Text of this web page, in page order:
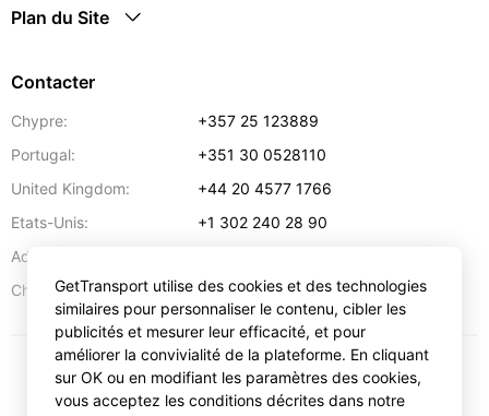
Plan du Site
Contacter
Chypre:
+357 25 123889
Portugal:
+351 30 0528110
United Kingdom:
+44 20 4577 1766
Etats-Unis:
+1 302 240 28 90
Adresse:
Chypre:
57 Spyrou Kyprianou,Larnaca 6051
EUR
GetTransport utilise des cookies et des technologies
similaires pour personnaliser le contenu, cibler les
publicités et mesurer leur efficacité, et pour
améliorer la convivialité de la plateforme. En cliquant
sur OK ou en modifiant les paramètres des cookies,
vous acceptez les conditions décrites dans notre